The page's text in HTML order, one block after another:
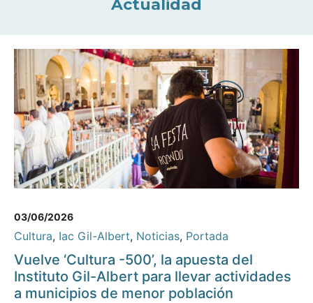
Actualidad
03/06/2026
Cultura, Iac Gil-Albert, Noticias, Portada
Vuelve ‘Cultura -500’, la apuesta del
Instituto Gil-Albert para llevar actividades
a municipios de menor población